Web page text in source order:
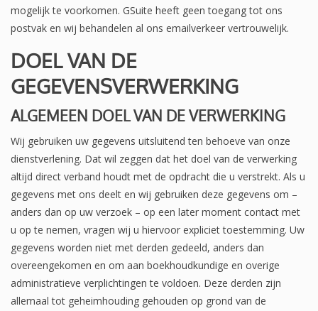
mogelijk te voorkomen. GSuite heeft geen toegang tot ons
postvak en wij behandelen al ons emailverkeer vertrouwelijk.
DOEL VAN DE
GEGEVENSVERWERKING
ALGEMEEN DOEL VAN DE VERWERKING
Wij gebruiken uw gegevens uitsluitend ten behoeve van onze
dienstverlening. Dat wil zeggen dat het doel van de verwerking
altijd direct verband houdt met de opdracht die u verstrekt. Als u
gegevens met ons deelt en wij gebruiken deze gegevens om –
anders dan op uw verzoek – op een later moment contact met
u op te nemen, vragen wij u hiervoor expliciet toestemming. Uw
gegevens worden niet met derden gedeeld, anders dan
overeengekomen en om aan boekhoudkundige en overige
administratieve verplichtingen te voldoen. Deze derden zijn
allemaal tot geheimhouding gehouden op grond van de